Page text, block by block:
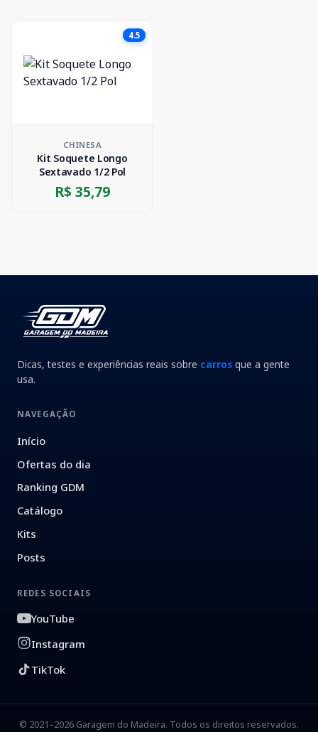
4.5
CHINESA
Kit Soquete Longo
Sextavado 1/2 Pol
R$ 35,79
Dicas, testes e experiências reais sobre carros que a gente
usa.
NAVEGAÇÃO
Início
Ofertas do dia
Ranking GDM
Catálogo
Kits
Posts
REDES SOCIAIS
YouTube
Instagram
TikTok
© 2021–2026 Garagem do Madeira. Todos os direitos reservados.